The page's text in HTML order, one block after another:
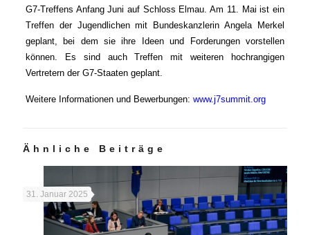
G7-Treffens Anfang Juni auf Schloss Elmau. Am 11. Mai ist ein
Treffen der Jugendlichen mit Bundeskanzlerin Angela Merkel
geplant, bei dem sie ihre Ideen und Forderungen vorstellen
können. Es sind auch Treffen mit weiteren hochrangigen
Vertretern der G7-Staaten geplant.
Weitere Informationen und Bewerbungen: www.j7summit.org
Ähnliche Beiträge
31. Januar 2025